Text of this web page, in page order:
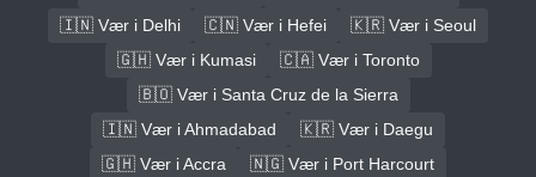
🇮🇳 Vær i Delhi
🇨🇳 Vær i Hefei
🇰🇷 Vær i Seoul
🇬🇭 Vær i Kumasi
🇨🇦 Vær i Toronto
🇧🇴 Vær i Santa Cruz de la Sierra
🇮🇳 Vær i Ahmadabad
🇰🇷 Vær i Daegu
🇬🇭 Vær i Accra
🇳🇬 Vær i Port Harcourt